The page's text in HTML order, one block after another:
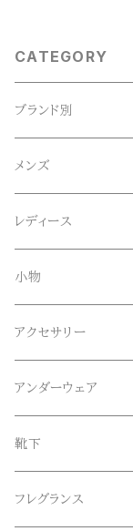
CATEGORY
ブランド別
ACE SNKR(エース
Blundstone(ブラン
CameOne(ケイムワ
CANDY
collonil(コロニル)
CountyComm(カウ
メンズ
トップス
Tシャツ
ロンT
ボトムス
ロング
ショート
セットアップ
シューズ
シューズ
サンダル
レディース
小物
帽子、マフラー、手袋
メガネ、サングラス
ベルト
腕時計
アクセサリー
リング
ブレスレット、バングル
ネックレス
アンダーウェア
靴下
フレグランス